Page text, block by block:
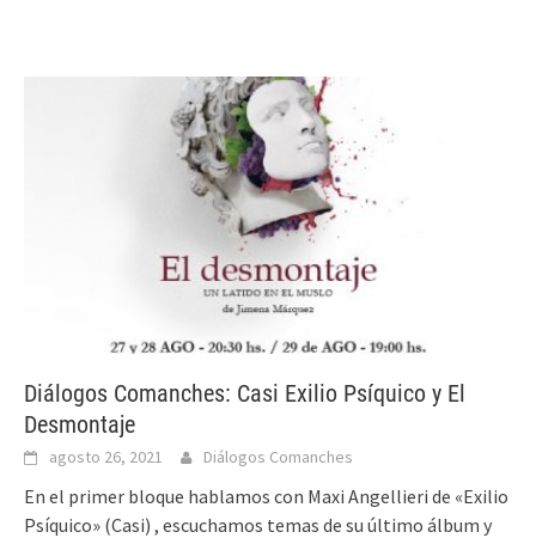
Diálogos Comanches: Casi Exilio Psíquico y El
Desmontaje
agosto 26, 2021 Diálogos Comanches
En el primer bloque hablamos con Maxi Angellieri de «Exilio
Psíquico» (Casi) , escuchamos temas de su último álbum y